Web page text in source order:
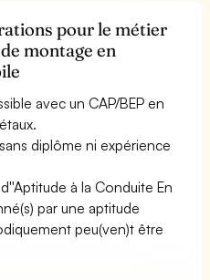
pour le métier
montage en
avec un CAP/BEP en
diplôme ni expérience
à la Conduite En
par une aptitude
peu(ven)t être